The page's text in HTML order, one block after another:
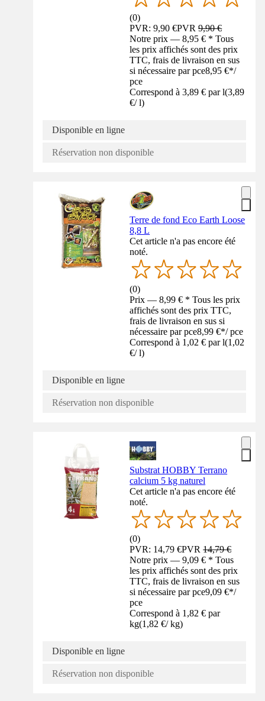
(0)
PVR: 9,90 €PVR9,90 €
Notre prix — 8,95 € * Tous
les prix affichés sont des prix
TTC, frais de livraison en sus
si nécessaire par pce8,95 €*/
pce
Correspond à 3,89 € par l(3,89
€/ l)
Disponible en ligne
Réservation non disponible
Terre de fond Eco Earth Loose
8,8 L
Cet article n'a pas encore été
noté.
(0)
Prix — 8,99 € * Tous les prix
affichés sont des prix TTC,
frais de livraison en sus si
nécessaire par pce8,99 €*/ pce
Correspond à 1,02 € par l(1,02
€/ l)
Disponible en ligne
Réservation non disponible
Substrat HOBBY Terrano
calcium 5 kg naturel
Cet article n'a pas encore été
noté.
(0)
PVR: 14,79 €PVR14,79 €
Notre prix — 9,09 € * Tous
les prix affichés sont des prix
TTC, frais de livraison en sus
si nécessaire par pce9,09 €*/
pce
Correspond à 1,82 € par
kg(1,82 €/ kg)
Disponible en ligne
Réservation non disponible